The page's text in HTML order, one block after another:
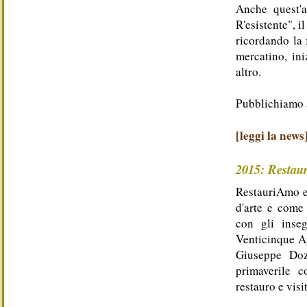
Anche
R'esistente",
ricordando la
mercatino,
altro.
Pubblichiamo
[leggi la
2015:
RestauriAmo
d'arte e
con gli
Venticinque
Giuseppe
primaverile
restauro e